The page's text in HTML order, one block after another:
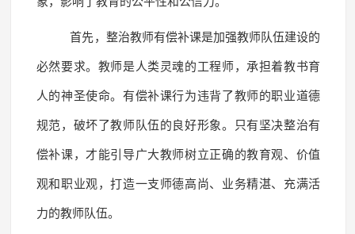
首先，整治教师有偿补课是加强教师队伍建设的
必然要求。教师是人类灵魂的工程师，承担着教书育
人的神圣使命。有偿补课行为违背了教师的职业道德
规范，破坏了教师队伍的良好形象。只有坚决整治有
偿补课，才能引导广大教师树立正确的教育观、价值
观和职业观，打造一支师德高尚、业务精湛、充满活
力的教师队伍。